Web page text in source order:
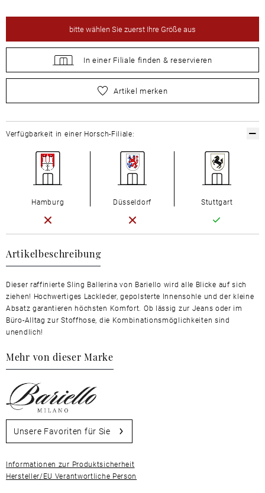
bittewählen Sie zuerst Ihre Größe aus
In einer Filiale finden & reservieren
wählen Sie zuerst Ihre Größe aus
Artikel merken
Artikelbeschreibung
Dieser raffinierte Sling Ballerina von Bariello wird alle Blicke auf sich
ziehen! Hochwertiges Lackleder, gepolsterte Innensohle und der kleine
Absatz garantieren höchsten Komfort. Ob lässig zur Jeans oder im
Büro-Alltag zur Stoffhose, die Kombinationsmöglichkeiten sind
unendlich!
Mehr von dieser Marke
Unsere Favoriten für Sie
Informationen zur Produktsicherheit
Hersteller/EU Verantwortliche Person
Verfügbarkeit in einer Horsch-Filiale:
Hamburg Düsseldorf Stuttgart